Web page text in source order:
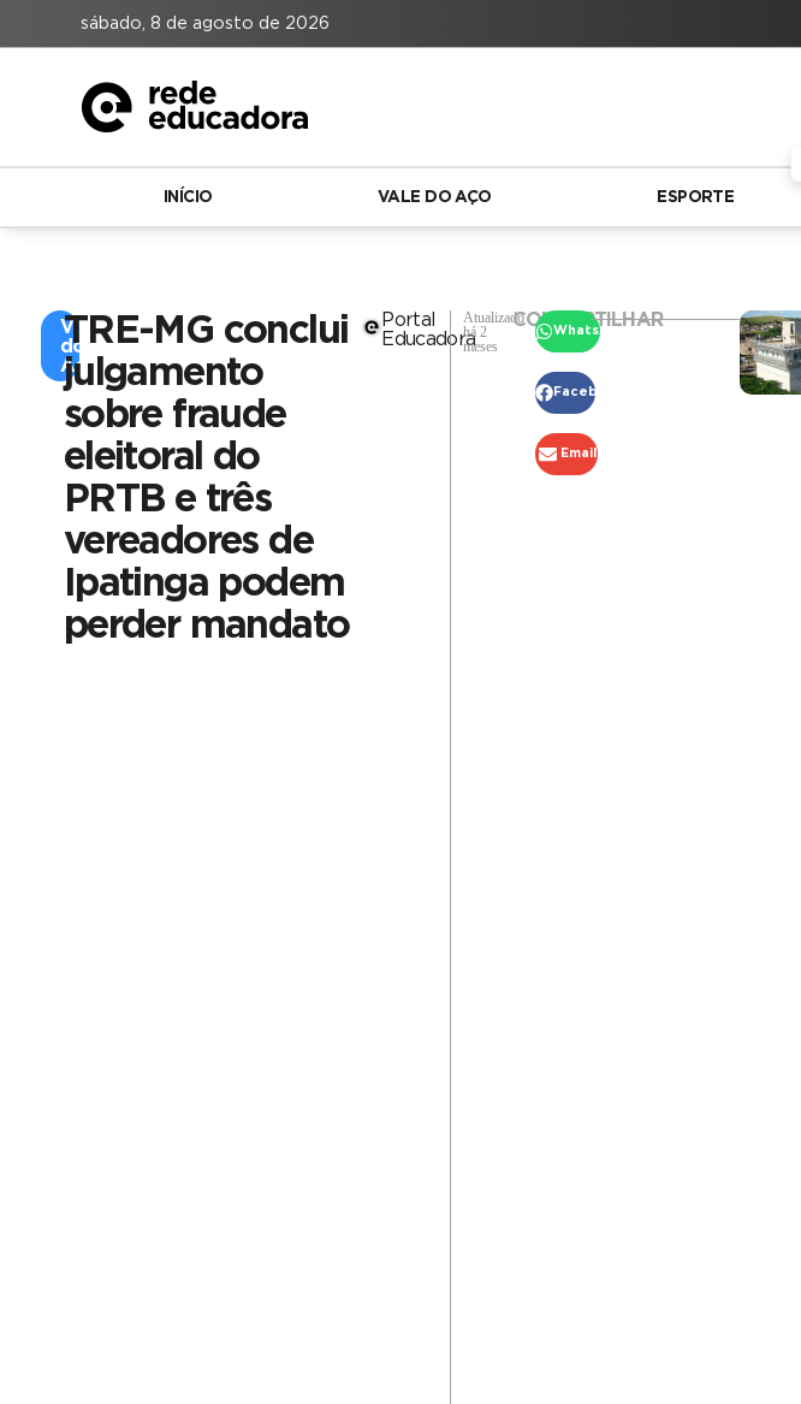
sábado, 8 de agosto de 2026
INÍCIO VALE DO AÇO ESPORTE
Vale
do
Aço
TRE-MG conclui
julgamento
sobre fraude
eleitoral do
PRTB e três
vereadores de
Ipatinga podem
perder mandato
Portal
Educadora
Atualizado
há 2
meses
COMPARTILHAR
WhatsApp
Facebook
Email